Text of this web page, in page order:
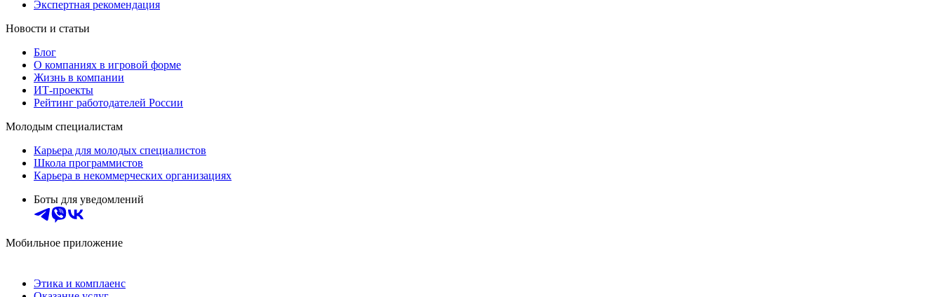
Экспертная рекомендация
Новости и статьи
Блог
О компаниях в игровой форме
Жизнь в компании
ИТ-проекты
Рейтинг работодателей России
Молодым специалистам
Карьера для молодых специалистов
Школа программистов
Карьера в некоммерческих организациях
Боты для уведомлений
Мобильное приложение
Этика и комплаенс